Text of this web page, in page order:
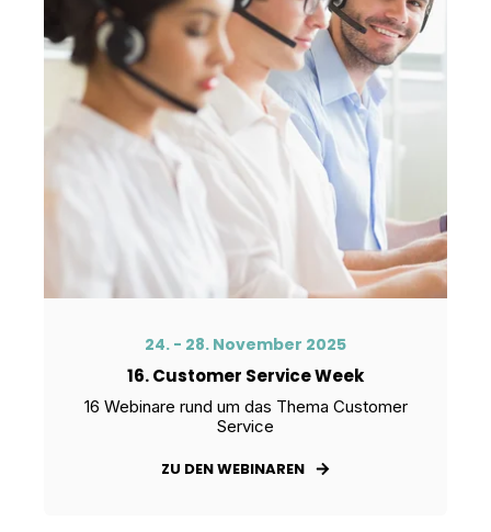
24. - 28. November 2025
16. Customer Service Week
16 Webinare rund um das Thema Customer
Service
ZU DEN WEBINAREN